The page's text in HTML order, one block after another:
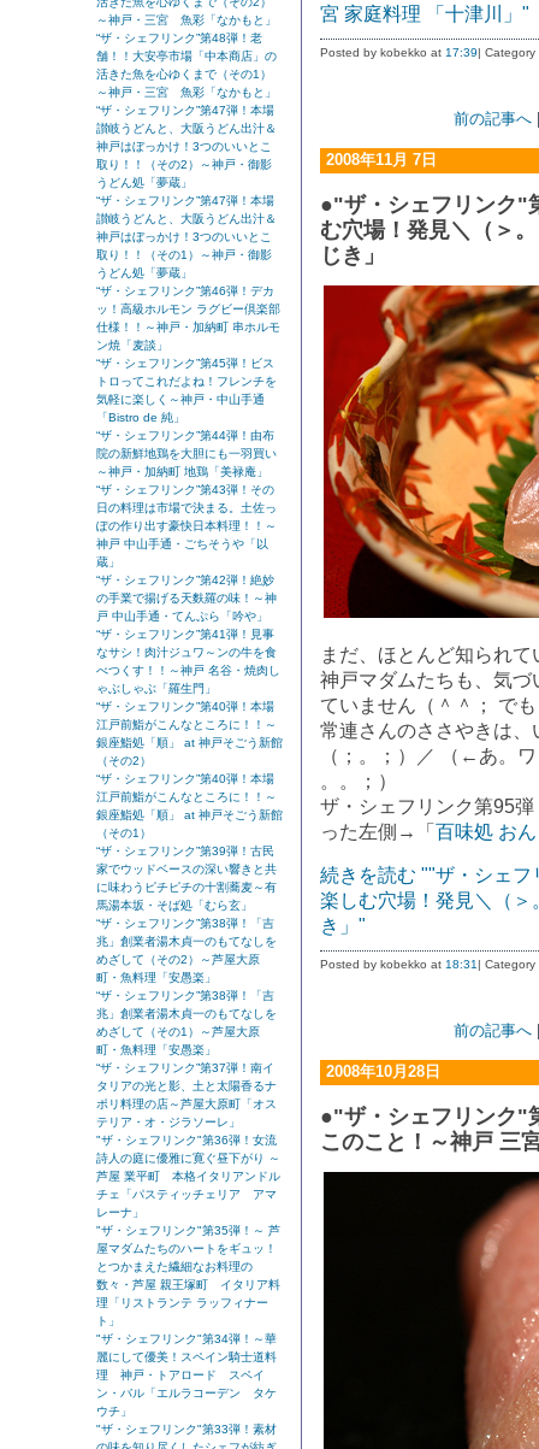
～神戸・三宮 魚彩「なかもと」
“ザ・シェフリンク”第48弾！老
舗！！大安亭市場「中本商店」の
活きた魚を心ゆくまで（その1）
～神戸・三宮 魚彩「なかもと」
“ザ・シェフリンク”第47弾！本場
讃岐うどんと、大阪うどん出汁＆
神戸はぼっかけ！3つのいいとこ
取り！！（その2）～神戸・御影
うどん処「夢蔵」
“ザ・シェフリンク”第47弾！本場
讃岐うどんと、大阪うどん出汁＆
神戸はぼっかけ！3つのいいとこ
取り！！（その1）～神戸・御影
うどん処「夢蔵」
“ザ・シェフリンク”第46弾！デカ
ッ！高級ホルモン ラグビー倶楽部
仕様！！～神戸・加納町 串ホルモ
ン焼「麦談」
“ザ・シェフリンク”第45弾！ビス
トロってこれだよね！フレンチを
気軽に楽しく～神戸・中山手通
「Bistro de 純」
“ザ・シェフリンク”第44弾！由布
院の新鮮地鶏を大胆にも一羽買い
～神戸・加納町 地鶏「美禄庵」
“ザ・シェフリンク”第43弾！その
日の料理は市場で決まる。土佐っ
ぽの作り出す豪快日本料理！！～
神戸 中山手通・ごちそうや「以
蔵」
“ザ・シェフリンク”第42弾！絶妙
の手業で揚げる天麩羅の味！～神
戸 中山手通・てんぷら「吟や」
“ザ・シェフリンク”第41弾！見事
なサシ！肉汁ジュワ～ンの牛を食
べつくす！！～神戸 名谷・焼肉し
ゃぶしゃぶ「羅生門」
“ザ・シェフリンク”第40弾！本場
江戸前鮨がこんなところに！！～
銀座鮨処「順」 at 神戸そごう新館
（その2）
“ザ・シェフリンク”第40弾！本場
江戸前鮨がこんなところに！！～
銀座鮨処「順」 at 神戸そごう新館
（その1）
“ザ・シェフリンク”第39弾！古民
家でウッドベースの深い響きと共
に味わうピチピチの十割蕎麦～有
馬湯本坂・そば処「むら玄」
“ザ・シェフリンク”第38弾！「吉
兆」創業者湯木貞一のもてなしを
めざして（その2）～芦屋大原
町・魚料理「安愚楽」
“ザ・シェフリンク”第38弾！「吉
兆」創業者湯木貞一のもてなしを
めざして（その1）～芦屋大原
町・魚料理「安愚楽」
“ザ・シェフリンク”第37弾！南イ
タリアの光と影、土と太陽香るナ
ポリ料理の店～芦屋大原町「オス
テリア・オ・ジラソーレ」
"ザ・シェフリンク"第36弾！女流
詩人の庭に優雅に寛ぐ昼下がり ～
芦屋 業平町 本格イタリアンドル
チェ「パスティッチェリア アマ
レーナ」
"ザ・シェフリンク"第35弾！～ 芦
屋マダムたちのハートをギュッ！
とつかまえた繊細なお料理の
数々・芦屋 親王塚町 イタリア料
理「リストランテ ラッフィナー
ト」
"ザ・シェフリンク"第34弾！～華
麗にして優美！スペイン騎士道料
理 神戸・トアロード スペイ
ン・バル「エルラコーデン タケ
ウチ」
"ザ・シェフリンク"第33弾！素材
宮 家庭料理 「十津川」"
Posted by kobekko at 17:39|
前の記事へ
2008年11月 7日
●"ザ・シェフリンク"
む穴場！発見＼（＞
じき」
まだ、ほとんど知られ
神戸マダムたちも、気
ていません（＾＾； で
常連さんのささやきは
（；。；）／ （←あ。
。。；）
ザ・シェフリンク第95
った左側→「 百味処 お
続きを読む ""ザ・シェ
楽しむ穴場！発見＼（
き」"
Posted by kobekko at 18:31 |
前の記事へ
2008年10月28日
●"ザ・シェフリンク"
このこと！～神戸 三